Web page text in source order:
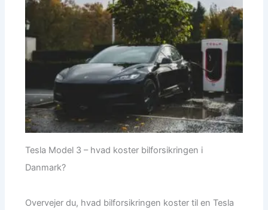
Tesla Model 3 – hvad koster bilforsikringen i
Danmark?
Overvejer du, hvad bilforsikringen koster til en Tesla